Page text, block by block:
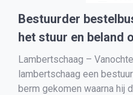
Bestuurder
het stuur en beland
Lambertschaag –
lambertschaag een
berm gekomen waarna hij